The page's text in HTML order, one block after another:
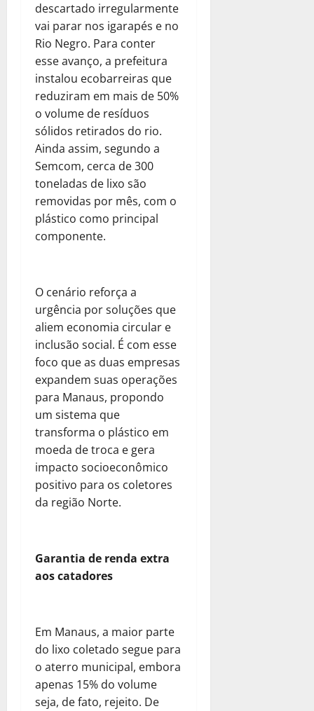
descartado irregularmente
vai parar nos igarapés e no
Rio Negro. Para conter
esse avanço, a prefeitura
instalou ecobarreiras que
reduziram em mais de 50%
o volume de resíduos
sólidos retirados do rio.
Ainda assim, segundo a
Semcom, cerca de 300
toneladas de lixo são
removidas por mês, com o
plástico como principal
componente.
O cenário reforça a
urgência por soluções que
aliem economia circular e
inclusão social. É com esse
foco que as duas empresas
expandem suas operações
para Manaus, propondo
um sistema que
transforma o plástico em
moeda de troca e gera
impacto socioeconômico
positivo para os coletores
da região Norte.
Garantia de renda extra
aos catadores
Em Manaus, a maior parte
do lixo coletado segue para
o aterro municipal, embora
apenas 15% do volume
seja, de fato, rejeito. De